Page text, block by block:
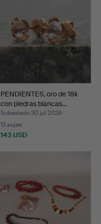
PENDIENTES, oro de 18k
con piedras blancas…
Subastado 30 jul 2026
13 pujas
143 USD